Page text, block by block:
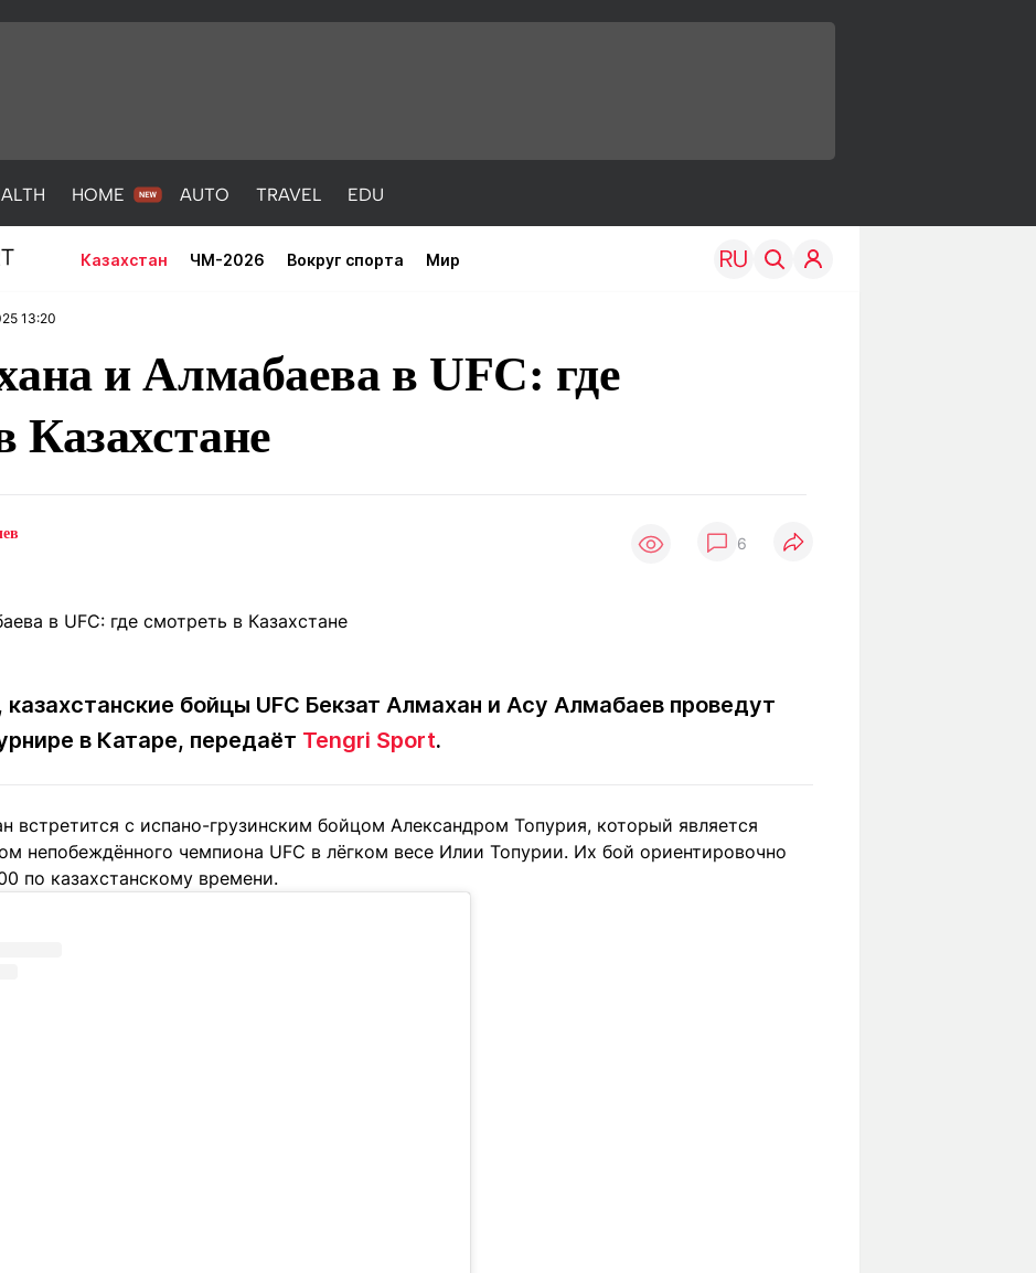
HOME AUTO TRAVEL EDU
Казахстан ЧМ-2026 Вокруг спорта Мир
SPORT
Путевые
Учебные
Контакты редакции Вакансии Реклама Пресс-центр
Реклама
+7 (700) 3 888 188
Мы в социальных сетях
13:20
и Алмабаева в UFC: где
Казахстане
6
казахстанские бойцы UFC Бекзат Алмахан и Асу Алмабаев проведут
в Катаре, передаёт Tengri Sport.
встретится с испано-грузинским бойцом Александром Топурия, который является
непобеждённого чемпиона UFC в лёгком весе Илии Топурии. Их бой ориентировочно
по казахстанскому времени.